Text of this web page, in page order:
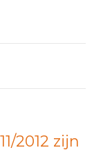
2012 zijn